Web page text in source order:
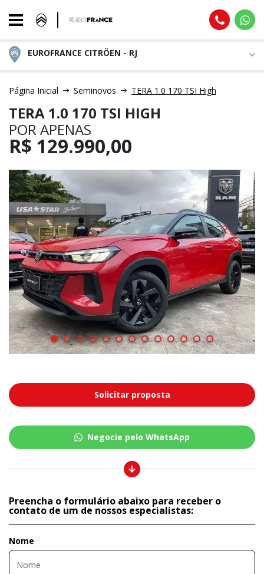
EUROFRANCE CITRÖEN - RJ
Página Inicial Seminovos TERA 1.0 170 TSI High
TERA 1.0 170 TSI HIGH
POR APENAS
R$ 129.990,00
Solicitar proposta
Negocie pelo WhatsApp
Preencha o formulário abaixo para receber o
contato de um de nossos especialistas:
Nome